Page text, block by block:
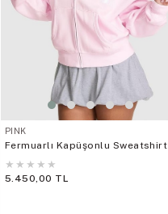
PINK
Fermuarlı Kapüşonlu Sweatshirt
★ ★ ★ ★ ★
5.450,00 TL